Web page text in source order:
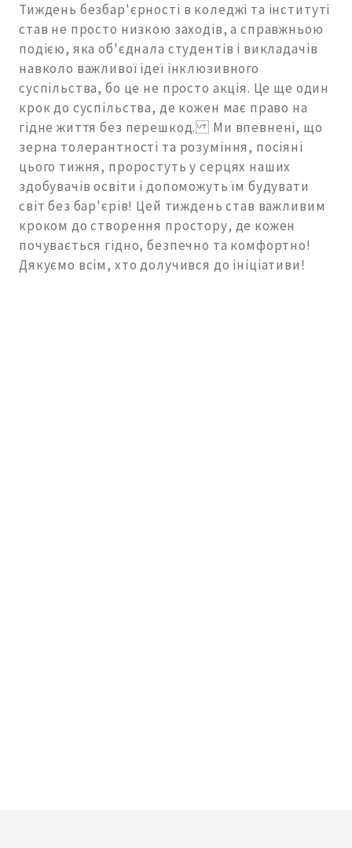
Тиждень безбар'єрності в коледжі та інституті
став не просто низкою заходів, а справжньою
подією, яка об'єднала студентів і викладачів
навколо важливої ідеї інклюзивного
суспільства, бо це не просто акція. Це ще один
крок до суспільства, де кожен має право на
гідне життя без перешкод. Ми впевнені, що
зерна толерантності та розуміння, посіяні
цього тижня, проростуть у серцях наших
здобувачів освіти і допоможуть їм будувати
світ без бар'єрів! Цей тиждень став важливим
кроком до створення простору, де кожен
почувається гідно, безпечно та комфортно!
Дякуємо всім, хто долучився до ініціативи!